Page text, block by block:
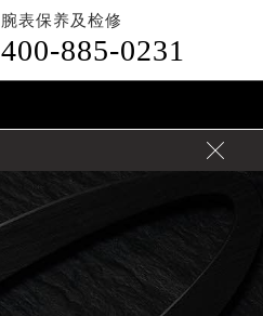
腕表保养及检修
400-885-0231
